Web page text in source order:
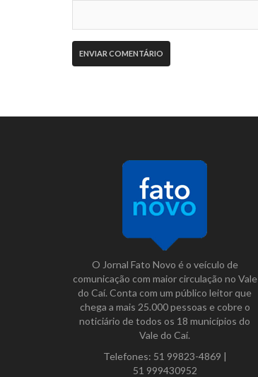
O Jornal Fato Novo é o veículo de
comunicação com maior circulação no Vale
do Caí. Conta com um público leitor que
chega a mais 25.000 pessoas e cobre o
noticiário de todos os 18 municípios do
Vale do Caí.
Telefones: 51 99823-4869 |
51 999430952